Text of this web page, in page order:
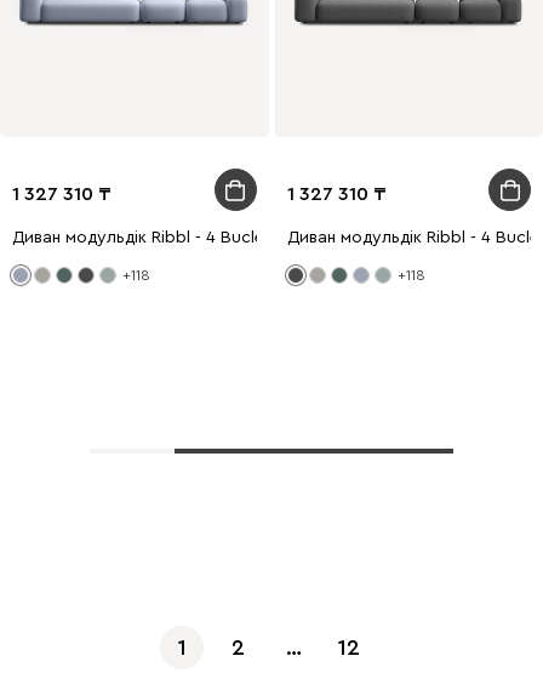
1 327 310
Диван модульдік Ribbl - 4 Bucle Lilac
+118
1 327 310
Диван модульдік Ribbl - 4
+118
1 2 … 12